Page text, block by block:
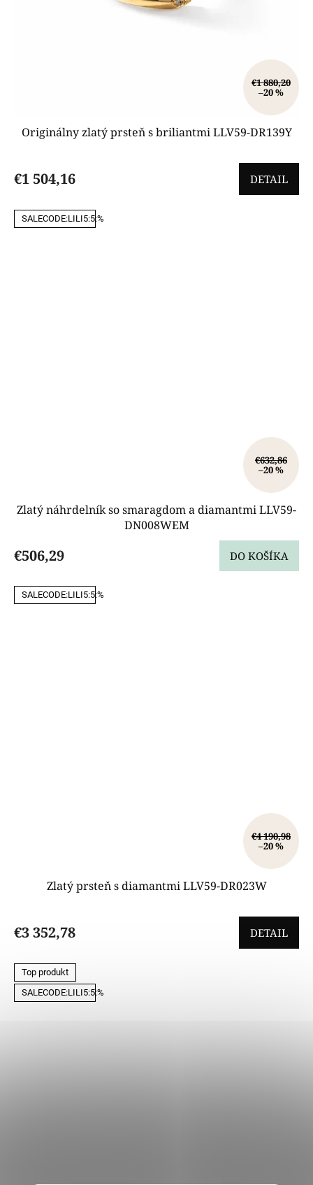
€1 880,20
–20 %
Originálny zlatý prsteň s briliantmi LLV59-DR139Y
€1 504,16 DETAIL
SALECODE:LILI5:5:%
€632,86
–20 %
Zlatý náhrdelník so smaragdom a diamantmi LLV59-
DN008WEM
€506,29 DO KOŠÍKA
SALECODE:LILI5:5:%
€4 190,98
–20 %
Zlatý prsteň s diamantmi LLV59-DR023W
€3 352,78 DETAIL
Top produkt
SALECODE:LILI5:5:%